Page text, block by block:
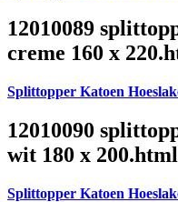
12010089
creme 160 x
Splittopper Katoen
12010090
wit 180 x 200.html
Splittopper Katoen